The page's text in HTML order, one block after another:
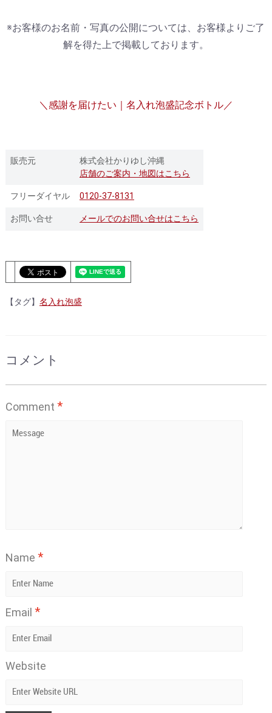
※お客様のお名前・写真の公開については、お客様よりご了
解を得た上で掲載しております。
＼感謝を届けたい｜名入れ泡盛記念ボトル／
販売元
株式会社かりゆし沖縄
店舗のご案内・地図はこちら
フリーダイヤル 0120-37-8131
お問い合せ メールでのお問い合せはこちら
【タグ】 名入れ泡盛
コメント
Comment *
Name *
Email *
Website